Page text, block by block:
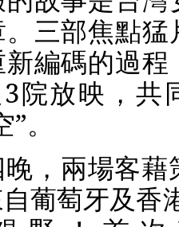
三部焦點猛
編碼的過程
3院放映，共
。
，兩場客藉
葡萄牙及香